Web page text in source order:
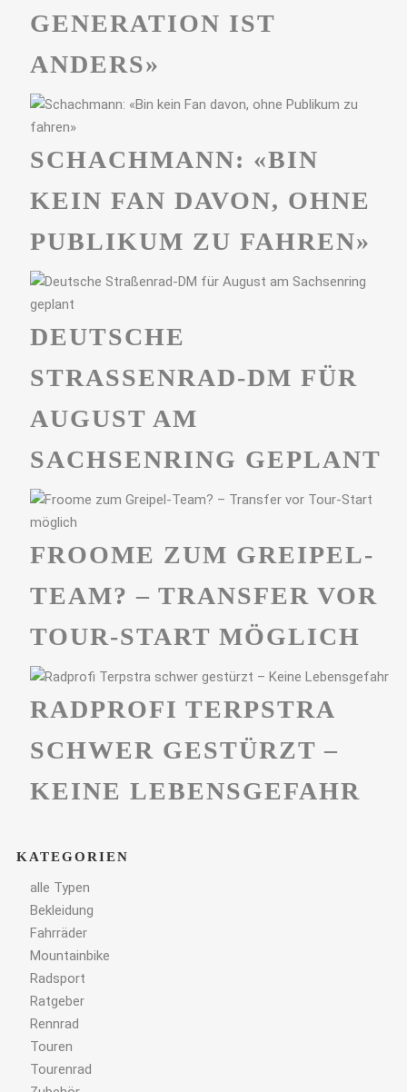
GENERATION IST
ANDERS»
SCHACHMANN: «BIN
KEIN FAN DAVON, OHNE
PUBLIKUM ZU FAHREN»
DEUTSCHE
STRASSENRAD-DM FÜR A
UGUST AM S
ACHSENRING GEPLANT
FROOME ZUM GREIPEL-
TEAM? – TRANSFER VOR
TOUR-START MÖGLICH
RADPROFI TERPSTRA
SCHWER GESTÜRZT –
KEINE LEBENSGEFAHR
KATEGORIEN
alle Typen
Bekleidung
Fahrräder
Mountainbike
Radsport
Ratgeber
Rennrad
Touren
Tourenrad